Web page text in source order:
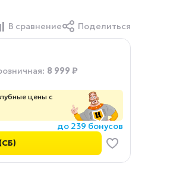
В сравнение Поделиться
: 8 999 ₽
цены с
до 239 бонусов